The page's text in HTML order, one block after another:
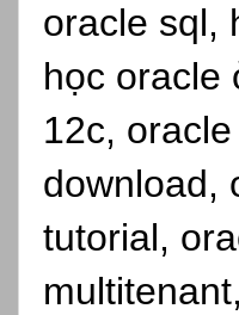
oracle sql,
học oracle
12c,
download,
tutorial,